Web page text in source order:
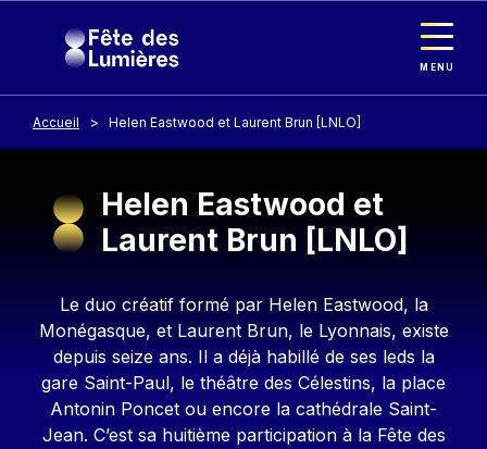
MENU
Accueil Helen Eastwood et Laurent Brun [LNLO]
Helen Eastwood et
Laurent Brun [LNLO]
Contenu
Le duo créatif formé par Helen Eastwood, la
Monégasque, et Laurent Brun, le Lyonnais, existe
depuis seize ans. Il a déjà habillé de ses leds la
gare Saint-Paul, le théâtre des Célestins, la place
Antonin Poncet ou encore la cathédrale Saint-
Jean. C’est sa huitième participation à la Fête des